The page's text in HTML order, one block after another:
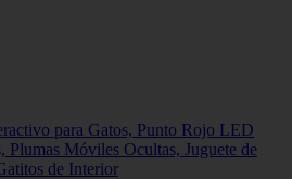
para Gatos, Punto Rojo LED
Plumas Móviles Ocultas, Juguete de
de Interior